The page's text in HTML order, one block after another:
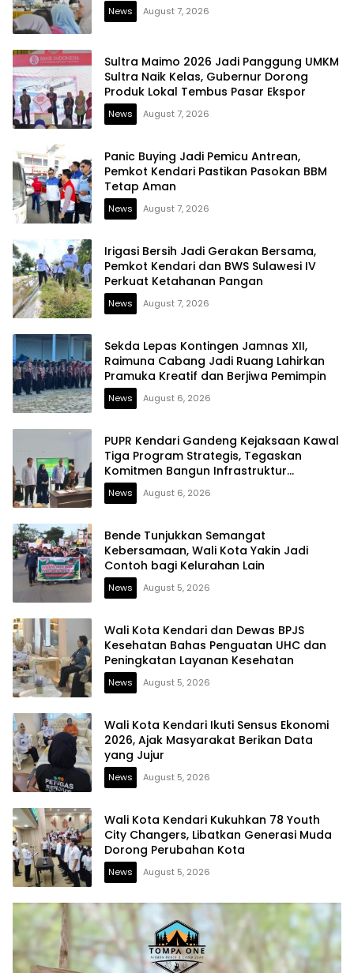
News August 7, 2026
Sultra Maimo 2026 Jadi Panggung UMKM
Sultra Naik Kelas, Gubernur Dorong
Produk Lokal Tembus Pasar Ekspor
News August 7, 2026
Panic Buying Jadi Pemicu Antrean,
Pemkot Kendari Pastikan Pasokan BBM
Tetap Aman
News August 7, 2026
Irigasi Bersih Jadi Gerakan Bersama,
Pemkot Kendari dan BWS Sulawesi IV
Perkuat Ketahanan Pangan
News August 7, 2026
Sekda Lepas Kontingen Jamnas XII,
Raimuna Cabang Jadi Ruang Lahirkan
Pramuka Kreatif dan Berjiwa Pemimpin
News August 6, 2026
PUPR Kendari Gandeng Kejaksaan Kawal
Tiga Program Strategis, Tegaskan
Komitmen Bangun Infrastruktur
Berintegritas
News August 6, 2026
Bende Tunjukkan Semangat
Kebersamaan, Wali Kota Yakin Jadi
Contoh bagi Kelurahan Lain
News August 5, 2026
Wali Kota Kendari dan Dewas BPJS
Kesehatan Bahas Penguatan UHC dan
Peningkatan Layanan Kesehatan
News August 5, 2026
Wali Kota Kendari Ikuti Sensus Ekonomi
2026, Ajak Masyarakat Berikan Data
yang Jujur
News August 5, 2026
Wali Kota Kendari Kukuhkan 78 Youth
City Changers, Libatkan Generasi Muda
Dorong Perubahan Kota
News August 5, 2026